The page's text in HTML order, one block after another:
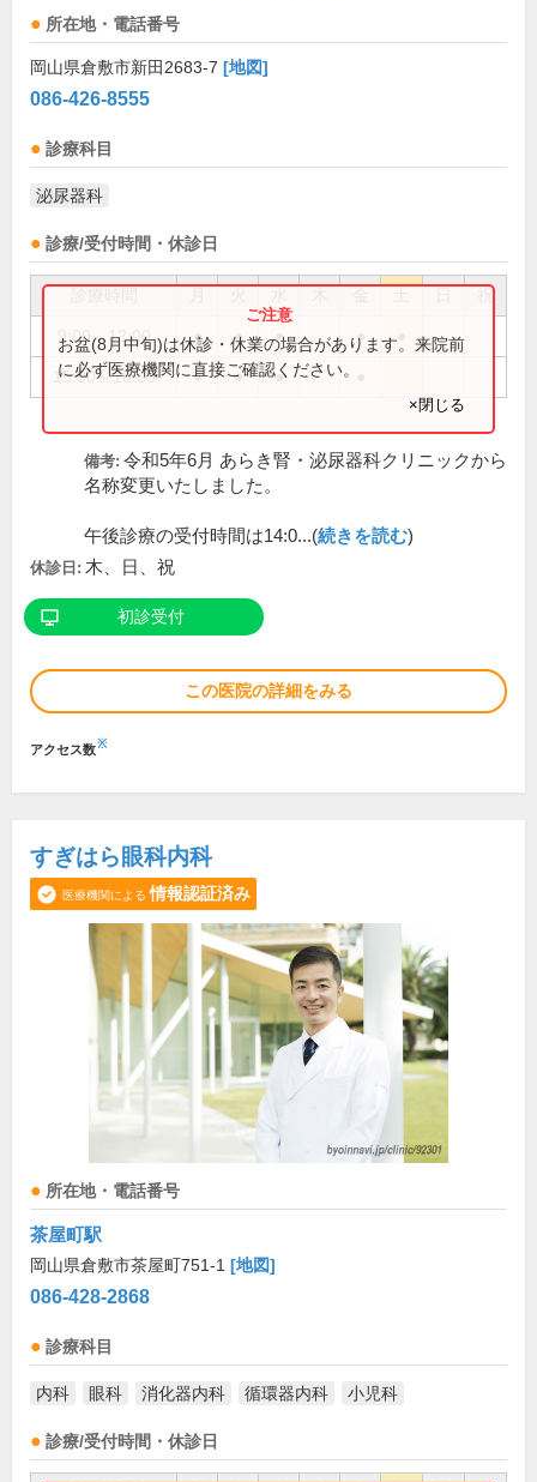
所在地・電話番号
岡山県倉敷市新田2683-7 [地図]
086-426-8555
診療科目
泌尿器科
診療/受付時間・休診日
祝
9:00～12:00 ● ● ● ●
15:00～18:00 ● ● ●
お盆(8月中旬)は休診・休業の場合があります。来院前
に必ず医療機関に直接ご確認ください。
×閉じる
備考: 令和5年6月 あらき腎・泌尿器科クリニックから
名称変更いたしました。
午後診療の受付時間は14:0...(続きを読む)
休診日: 木、日、祝
初診受付
この医院の詳細をみる
アクセス数※
すぎはら眼科内科
医療機関による 情報認証済み
所在地・電話番号
茶屋町駅
岡山県倉敷市茶屋町751-1 [地図]
086-428-2868
診療科目
内科 眼科 消化器内科 循環器内科 小児科
診療/受付時間・休診日